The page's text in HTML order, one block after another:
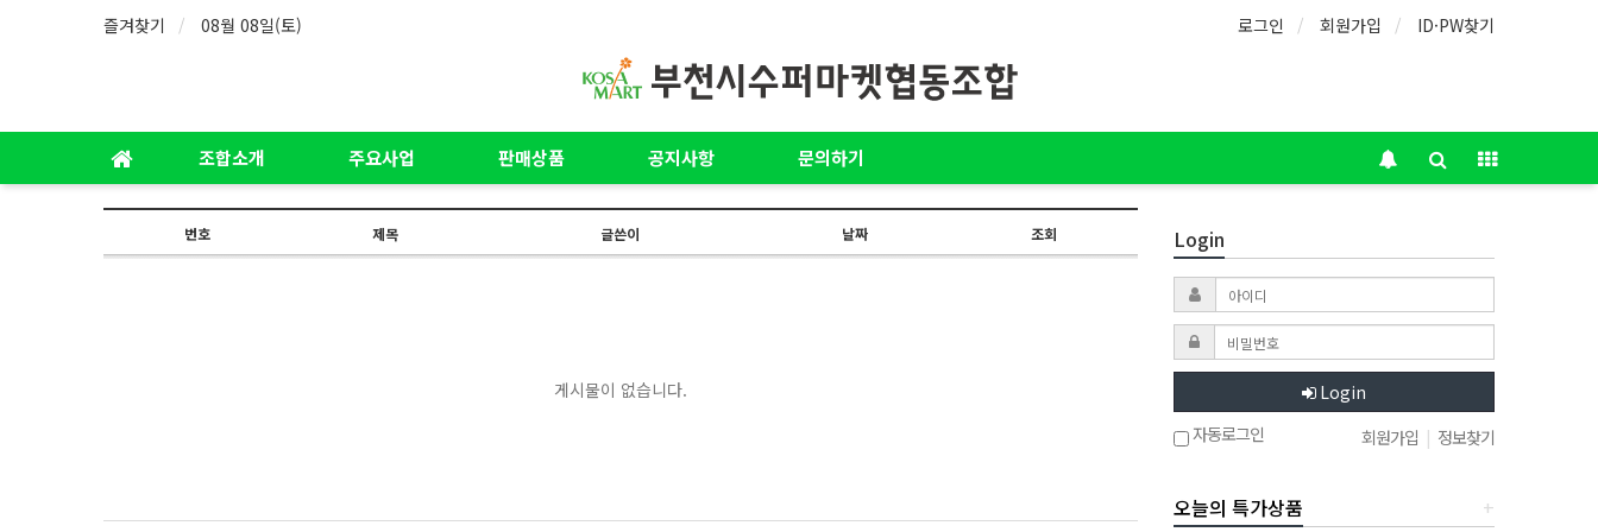
즐겨찾기 08월 08일(토) 로그인 회원가입 ID·PW찾기
조합소개 주요사업 판매상품 공지사항 문의하기
번호 제목 글쓴이 날짜 조회
게시물이 없습니다.
Login
Login
자동로그인
회원가입 | 정보찾기
+
오늘의 특가상품